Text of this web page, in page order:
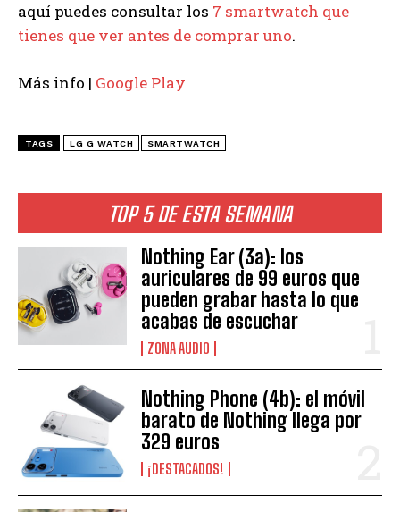
TOP 5 DE ESTA SEMANA
Nothing Ear (3a): los
auriculares de 99 euros que
pueden grabar hasta lo que
acabas de escuchar
ZONA AUDIO
Nothing Phone (4b): el móvil
barato de Nothing llega por
329 euros
¡DESTACADOS!
aquí puedes consultar los 7 smartwatch que
tienes que ver antes de comprar uno.
Más info | Google Play
TAGS LG G WATCH SMARTWATCH